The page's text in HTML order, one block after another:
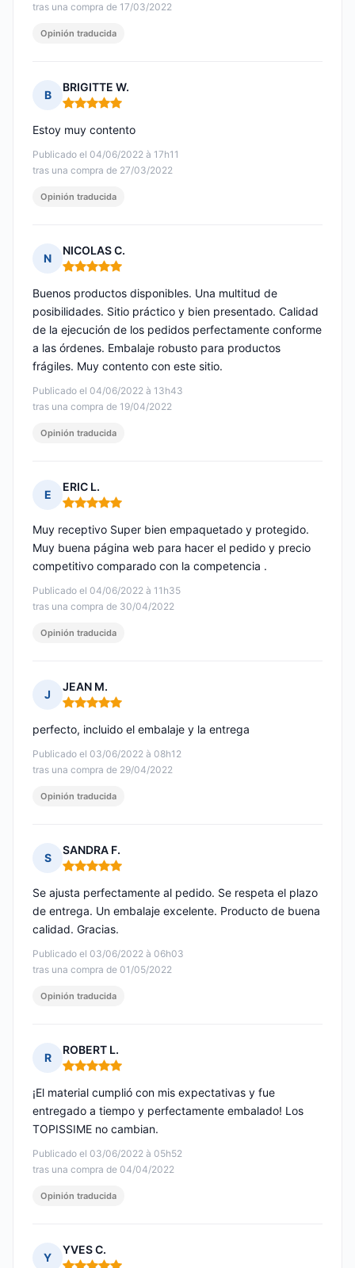
tras una compra de 17/03/2022
Opinión traducida
B
BRIGITTE W.
Nota: 5 de 5
Publicado el 04/06/2022 à 17h11
tras una compra de 27/03/2022
Estoy muy contento
Opinión traducida
N
NICOLAS C.
Nota: 5 de 5
Publicado el 04/06/2022 à 13h43
tras una compra de 19/04/2022
Buenos productos disponibles. Una multitud de
posibilidades. Sitio práctico y bien presentado. Calidad
de la ejecución de los pedidos perfectamente conforme
a las órdenes. Embalaje robusto para productos
frágiles. Muy contento con este sitio.
Opinión traducida
E
ERIC L.
Nota: 5 de 5
Publicado el 04/06/2022 à 11h35
tras una compra de 30/04/2022
Muy receptivo Super bien empaquetado y protegido.
Muy buena página web para hacer el pedido y precio
competitivo comparado con la competencia .
Opinión traducida
J
JEAN M.
Nota: 5 de 5
Publicado el 03/06/2022 à 08h12
tras una compra de 29/04/2022
perfecto, incluido el embalaje y la entrega
Opinión traducida
S
SANDRA F.
Nota: 5 de 5
Publicado el 03/06/2022 à 06h03
tras una compra de 01/05/2022
Se ajusta perfectamente al pedido. Se respeta el plazo
de entrega. Un embalaje excelente. Producto de buena
calidad. Gracias.
Opinión traducida
R
ROBERT L.
Nota: 5 de 5
Publicado el 03/06/2022 à 05h52
tras una compra de 04/04/2022
¡El material cumplió con mis expectativas y fue
entregado a tiempo y perfectamente embalado! Los
TOPISSIME no cambian.
Opinión traducida
Y
YVES C.